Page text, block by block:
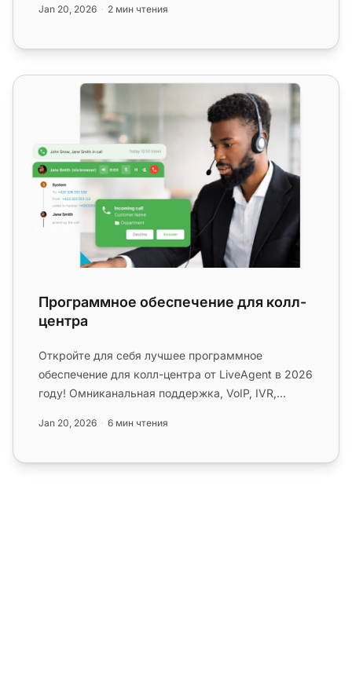
Jan 20, 2026 2 мин чтения
Программное обеспечение для колл-центра
Программное обеспечение для колл-
центра
Откройте для себя лучшее программное
обеспечение для колл-центра от LiveAgent в 2026
году! Омниканальная поддержка, VoIP, IVR,
Jan 20, 2026 6 мин чтения